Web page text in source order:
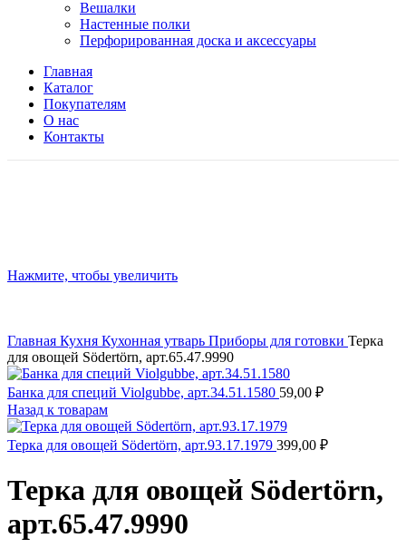
Вешалки
Настенные полки
Перфорированная доска и аксессуары
Главная
Каталог
Покупателям
О нас
Контакты
Нажмите, чтобы увеличить
Главная Кухня Кухонная утварь Приборы для готовки Терка
для овощей Södertörn, арт.65.47.9990
Банка для специй Violgubbe, арт.34.51.1580 59,00 ₽
Назад к товарам
Терка для овощей Södertörn, арт.93.17.1979 399,00 ₽
Терка для овощей Södertörn,
арт.65.47.9990